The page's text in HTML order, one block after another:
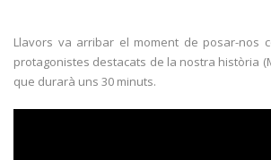
Llavors va arribar el moment de posar-nos
protagonistes destacats de la nostra història
que durarà uns 30 minuts.